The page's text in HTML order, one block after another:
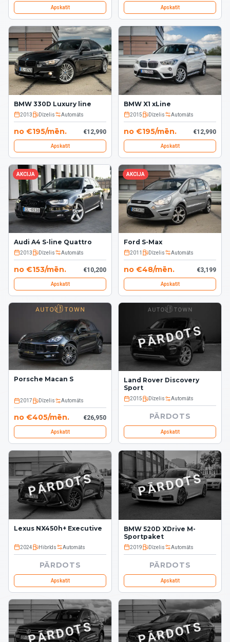
Apskatīt Apskatīt
BMW 330D Luxury line
2013 Dīzelis Automāts
no €195/mēn. €12,990
Apskatīt
BMW X1 xLine
2015 Dīzelis Automāts
no €195/mēn. €12,990
Apskatīt
AKCIJA
Audi A4 S-line Quattro
2013 Dīzelis Automāts
no €153/mēn. €10,200
Apskatīt
AKCIJA
Ford S-Max
2011 Dīzelis Automāts
no €48/mēn. €3,199
Apskatīt
Porsche Macan S
2017 Dīzelis Automāts
no €405/mēn. €26,950
Apskatīt
PĀRDOTS
Land Rover Discovery
Sport
2015 Dīzelis Automāts
PĀRDOTS
Apskatīt
PĀRDOTS
Lexus NX450h+ Executive
2024 Hibrīds Automāts
PĀRDOTS
Apskatīt
PĀRDOTS
BMW 520D XDrive M-
Sportpaket
2019 Dīzelis Automāts
PĀRDOTS
Apskatīt
PĀRDOTS PĀRDOTS